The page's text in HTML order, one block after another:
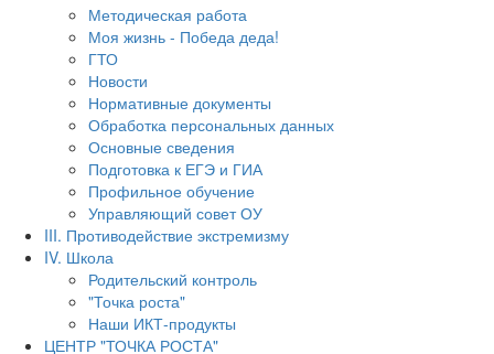
Методическая работа
Моя жизнь - Победа деда!
ГТО
Новости
Нормативные документы
Обработка персональных данных
Основные сведения
Подготовка к ЕГЭ и ГИА
Профильное обучение
Управляющий совет ОУ
III. Противодействие экстремизму
IV. Школа
Родительский контроль
"Точка роста"
Наши ИКТ-продукты
ЦЕНТР "ТОЧКА РОСТА"